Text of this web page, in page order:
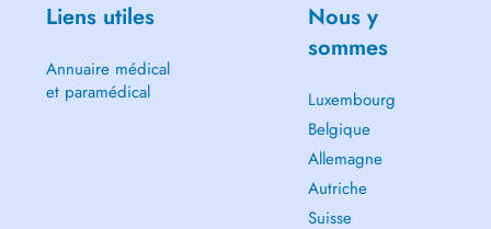
Liens utiles
Annuaire médical
et paramédical
Nous y
sommes
Luxembourg
Belgique
Allemagne
Autriche
Suisse